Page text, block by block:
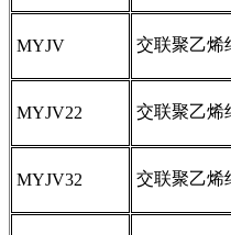
MYJV 交联聚乙烯
MYJV22 交联聚乙烯
MYJV32 交联聚乙烯